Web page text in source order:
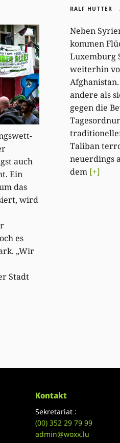
auch
Ein
das
wird
es
„Wir
Stadt
RALF HUTTER
Neben
kommen
Luxemburg
weiterhin
andere als
gegen die
Taliban
neuerdings
dem [+]
Kontakt
Sekretariat :
(00)352 29 79 99
admin@woxx.lu